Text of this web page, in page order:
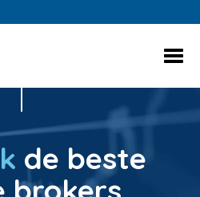
de beste